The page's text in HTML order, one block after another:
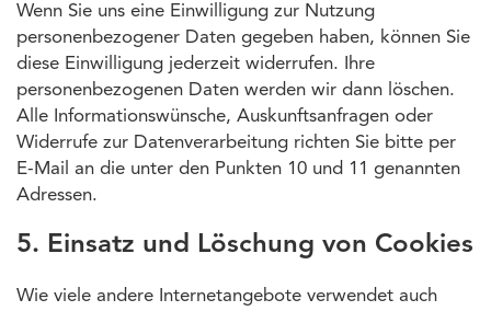
Wenn Sie uns eine Einwilligung zur Nutzung
personenbezogener Daten gegeben haben, können Sie
diese Einwilligung jederzeit widerrufen. Ihre
personenbezogenen Daten werden wir dann löschen.
Alle Informationswünsche, Auskunftsanfragen oder
Widerrufe zur Datenverarbeitung richten Sie bitte per
E-Mail an die unter den Punkten 10 und 11 genannten
Adressen.
5. Einsatz und Löschung von Cookies
Wie viele andere Internetangebote verwendet auch